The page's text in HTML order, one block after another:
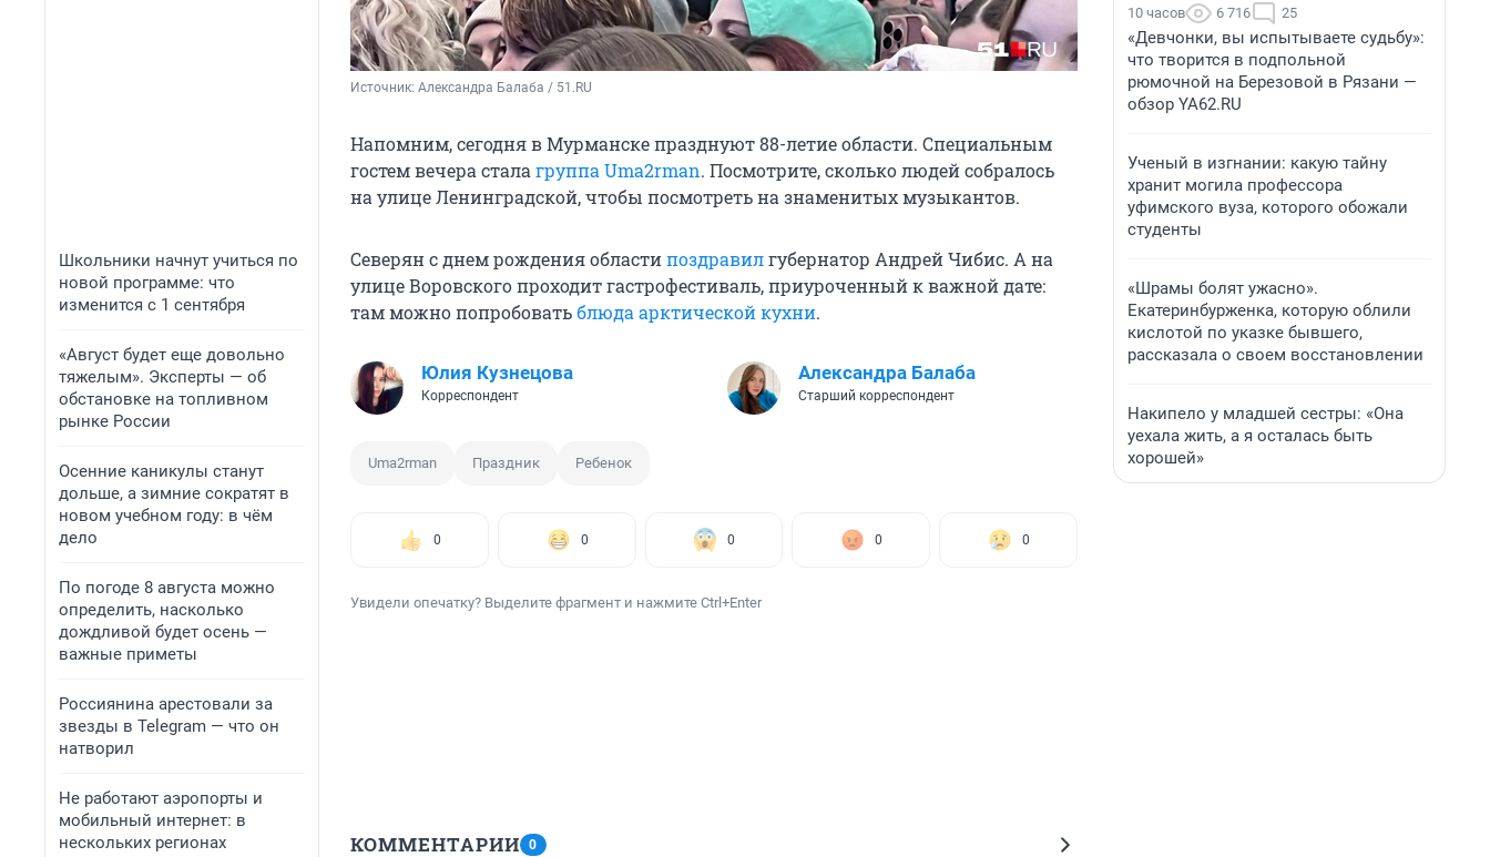
Школьники начнут учиться по
новой программе: что
изменится с 1 сентября
«Август будет еще довольно
тяжелым». Эксперты — об
обстановке на топливном
рынке России
Осенние каникулы станут
дольше, а зимние сократят в
новом учебном году: в чём
дело
По погоде 8 августа можно
определить, насколько
дождливой будет осень —
важные приметы
Россиянина арестовали за
звезды в Telegram — что он
натворил
Не работают аэропорты и
мобильный интернет: в
нескольких регионах
Источник: Александра Балаба / 51.RU
Напомним, сегодня в Мурманске празднуют 88-летие области. Специальным
гостем вечера стала группа Uma2rman. Посмотрите, сколько людей собралось
на улице Ленинградской, чтобы посмотреть на знаменитых музыкантов.
Северян с днем рождения областипоздравилгубернатор Андрей Чибис. А на
улице Воровского проходит гастрофестиваль, приуроченный к важной дате:
там можно попробоватьблюда арктической кухни.
Юлия Кузнецова
Корреспондент
Александра Балаба
Старший корреспондент
Uma2rman Праздник Ребенок
0 0 0 0 0
Увидели опечатку? Выделите фрагмент и нажмите Ctrl+Enter
КОММЕНТАРИИ 0
10 часов 6 716 25
«Девчонки, вы испытываете судьбу»:
что творится в подпольной
рюмочной на Березовой в Рязани —
обзор YA62.RU
Ученый в изгнании: какую тайну
хранит могила профессора
уфимского вуза, которого обожали
студенты
«Шрамы болят ужасно».
Екатеринбурженка, которую облили
кислотой по указке бывшего,
рассказала о своем восстановлении
Накипело у младшей сестры: «Она
уехала жить, а я осталась быть
хорошей»